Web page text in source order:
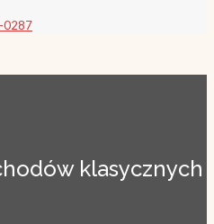
0287
klasycznych